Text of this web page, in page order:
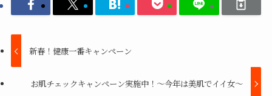
新春！健康一番キャンペーン
お肌チェックキャンペーン実施中！～今年は美肌でイイ女～